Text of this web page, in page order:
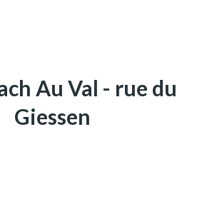
Au Val - rue du
Giessen